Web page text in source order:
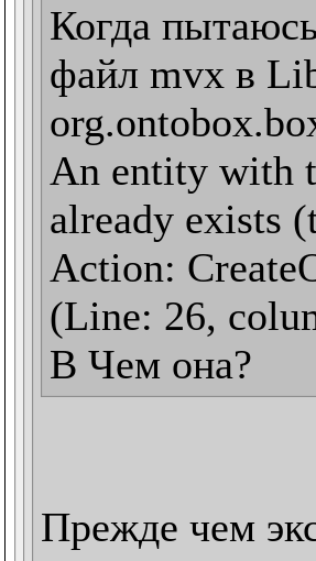
Когда
файл mvx в
An entity with
already exists
Action:
(Line: 26,
В Чем она?
Прежде чем